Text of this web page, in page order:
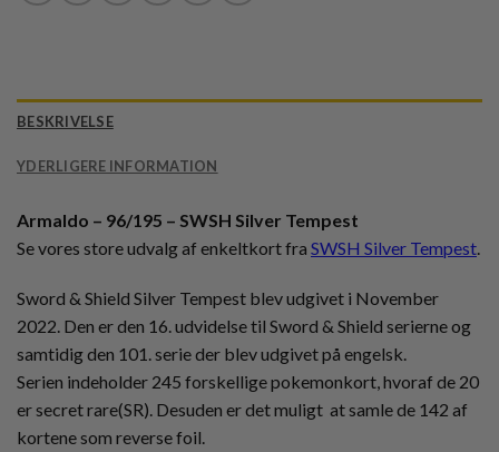
BESKRIVELSE
YDERLIGERE INFORMATION
Armaldo – 96/195 – SWSH Silver Tempest
Se vores store udvalg af enkeltkort fra SWSH Silver Tempest
Sword & Shield Silver Tempest blev udgivet i November
2022. Den er den 16. udvidelse til Sword & Shield serierne og
samtidig den 101. serie der blev udgivet på engelsk.
Serien indeholder 245 forskellige pokemonkort, hvoraf de 20
er secret rare(SR). Desuden er det muligt at samle de 142 af
kortene som reverse foil.